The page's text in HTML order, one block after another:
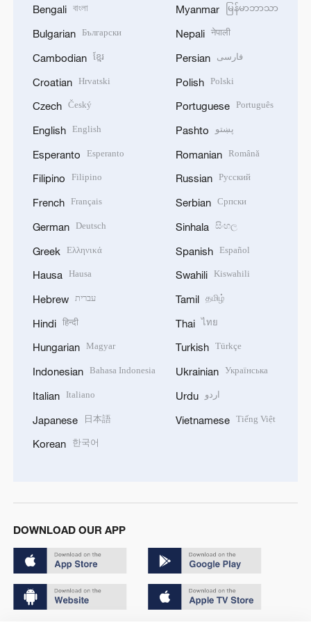
Bengali বাংলা
Bulgarian Български
Cambodian ខ្មែរ
Croatian Hrvatski
Czech Český
English English
Esperanto Esperanto
Filipino Filipino
French Français
German Deutsch
Greek Ελληνικά
Hausa Hausa
Hebrew עברית
Hindi हिन्दी
Hungarian Magyar
Indonesian Bahasa Indonesia
Italian Italiano
Japanese 日本語
Korean 한국어
Myanmar မြန်မာဘာသာ
Nepali नेपाली
Persian فارسی
Polish Polski
Portuguese Português
Pashto پښتو
Romanian Română
Russian Русский
Serbian Српски
Sinhala සිංහල
Spanish Español
Swahili Kiswahili
Tamil தமிழ்
Thai ไทย
Turkish Türkçe
Ukrainian Українська
Urdu اردو
Vietnamese Tiếng Việt
DOWNLOAD OUR APP